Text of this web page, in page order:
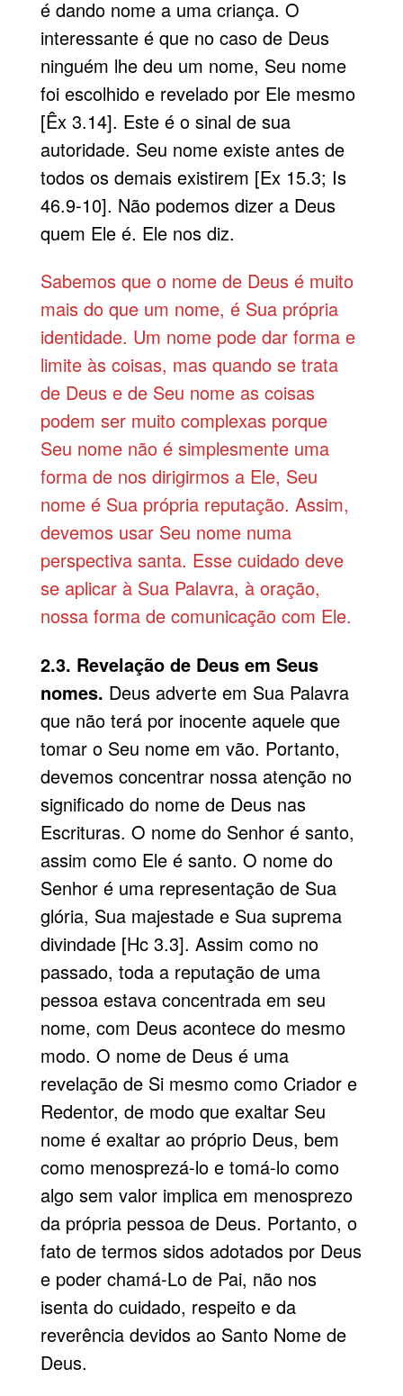
é dando nome a uma criança. O
interessante é que no caso de Deus
ninguém lhe deu um nome, Seu nome
foi escolhido e revelado por Ele mesmo
[Êx 3.14]. Este é o sinal de sua
autoridade. Seu nome existe antes de
todos os demais existirem [Ex 15.3; Is
46.9-10]. Não podemos dizer a Deus
quem Ele é. Ele nos diz.
Sabemos que o nome de Deus é muito
mais do que um nome, é Sua própria
identidade. Um nome pode dar forma e
limite às coisas, mas quando se trata
de Deus e de Seu nome as coisas
podem ser muito complexas porque
Seu nome não é simplesmente uma
forma de nos dirigirmos a Ele, Seu
nome é Sua própria reputação. Assim,
devemos usar Seu nome numa
perspectiva santa. Esse cuidado deve
se aplicar à Sua Palavra, à oração,
nossa forma de comunicação com Ele.
2.3. Revelação de Deus em Seus
nomes. Deus adverte em Sua Palavra
que não terá por inocente aquele que
tomar o Seu nome em vão. Portanto,
devemos concentrar nossa atenção no
significado do nome de Deus nas
Escrituras. O nome do Senhor é santo,
assim como Ele é santo. O nome do
Senhor é uma representação de Sua
glória, Sua majestade e Sua suprema
divindade [Hc 3.3]. Assim como no
passado, toda a reputação de uma
pessoa estava concentrada em seu
nome, com Deus acontece do mesmo
modo. O nome de Deus é uma
revelação de Si mesmo como Criador e
Redentor, de modo que exaltar Seu
nome é exaltar ao próprio Deus, bem
como menosprezá-lo e tomá-lo como
algo sem valor implica em menosprezo
da própria pessoa de Deus. Portanto, o
fato de termos sidos adotados por Deus
e poder chamá-Lo de Pai, não nos
isenta do cuidado, respeito e da
reverência devidos ao Santo Nome de
Deus.